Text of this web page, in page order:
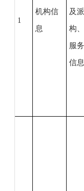
1
机构信
息
及
构
服
信息